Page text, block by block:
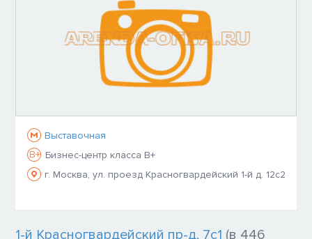
Выставочная
B+ Бизнес-центр класса B+
г. Москва, ул. проезд Красногвардейский 1-й д. 12с2
1-й Красногвардейский пр-д, 7с1 (в 446